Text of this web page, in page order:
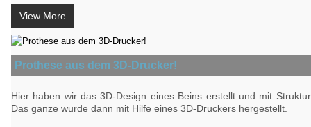
View More
Prothese aus dem 3D-Drucker!
Hier haben wir das 3D-Design eines Beins erstellt und mit
Das ganze wurde dann mit Hilfe eines 3D-Druckers hergestellt.